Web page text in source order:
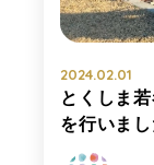
2024.02.01
とくしま
を行いまし